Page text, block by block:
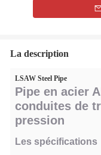
La description
LSAW Steel Pipe
Pipe en acier
conduites de
pression
Les spécifications